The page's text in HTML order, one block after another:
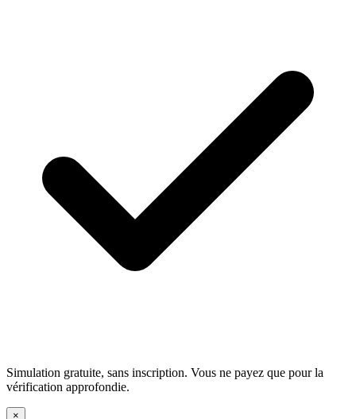
Simulation gratuite, sans inscription. Vous ne payez que pour la
vérification approfondie.
×